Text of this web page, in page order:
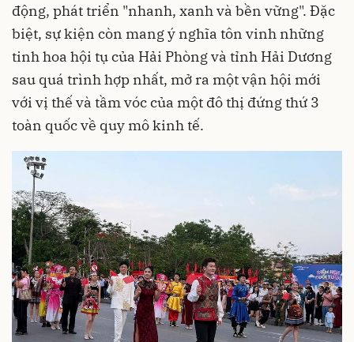
động, phát triển "nhanh, xanh và bền vững". Đặc
biệt, sự kiện còn mang ý nghĩa tôn vinh những
tinh hoa hội tụ của Hải Phòng và tỉnh Hải Dương
sau quá trình hợp nhất, mở ra một vận hội mới
với vị thế và tầm vóc của một đô thị đứng thứ 3
toàn quốc về quy mô kinh tế.